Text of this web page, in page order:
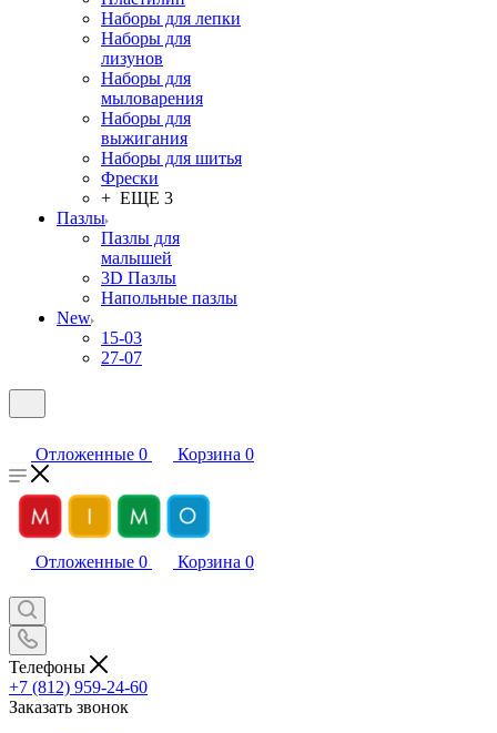
Наборы для лепки
Наборы для
лизунов
Наборы для
мыловарения
Наборы для
выжигания
Наборы для шитья
Фрески
+ ЕЩЕ 3
Пазлы
Пазлы для
малышей
3D Пазлы
Напольные пазлы
New
15-03
27-07
Отложенные 0 Корзина 0
Отложенные 0 Корзина 0
Телефоны
+7 (812) 959-24-60
Заказать звонок